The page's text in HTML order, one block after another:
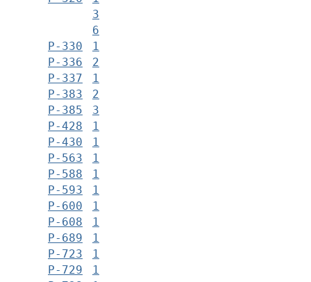
3
6
Р-330
1
Р-336
2
Р-337
1
Р-383
2
Р-385
3
Р-428
1
Р-430
1
Р-563
1
Р-588
1
Р-593
1
Р-600
1
Р-608
1
Р-689
1
Р-723
1
Р-729
1